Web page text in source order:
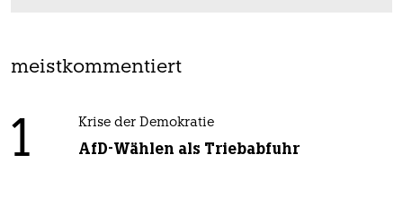
meistkommentiert
1 Krise der Demokratie
AfD-Wählen als Triebabfuhr